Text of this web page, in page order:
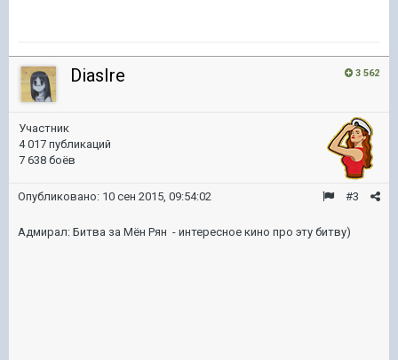
3 562
DiasIre
Участник
4 017 публикаций
7 638 боёв
#3
Опубликовано: 10 сен 2015, 09:54:02
Адмирал: Битва за Мён Рян - интересное кино про эту битву)